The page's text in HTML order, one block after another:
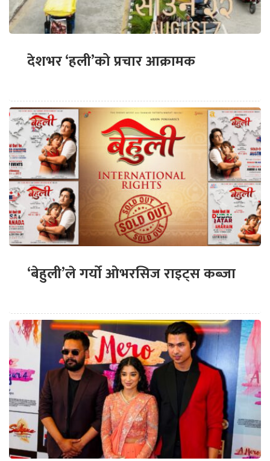
देशभर ‘हली’को प्रचार आक्रामक
‘बेहुली’ले गर्यो ओभरसिज राइट्स कब्जा